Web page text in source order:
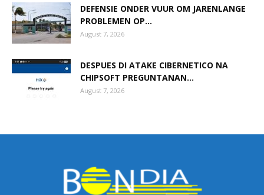
DEFENSIE ONDER VUUR OM JARENLANGE
PROBLEMEN OP...
August 7, 2026
DESPUES DI ATAKE CIBERNETICO NA
CHIPSOFT PREGUNTANAN...
August 7, 2026